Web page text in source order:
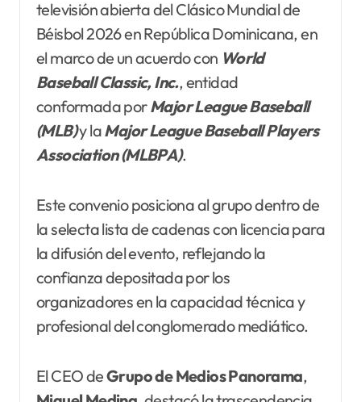
televisión abierta del Clásico Mundial de
Béisbol 2026 en República Dominicana, en
el marco de un acuerdo con World
Baseball Classic, Inc., entidad
conformada porMajor League Baseball
(MLB)y laMajor League Baseball Players
Association (MLBPA).
Este convenio posiciona al grupo dentro de
la selecta lista de cadenas con licencia para
la difusión del evento, reflejando la
confianza depositada por los
organizadores en la capacidad técnica y
profesional del conglomerado mediático.
El CEO deGrupo de Medios Panorama,